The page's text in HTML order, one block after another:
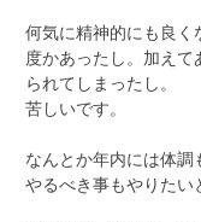
何気に精神的にも良
度かあったし。加え
られてしまったし。
苦しいです。
なんとか年内には体
やるべき事もやりたい